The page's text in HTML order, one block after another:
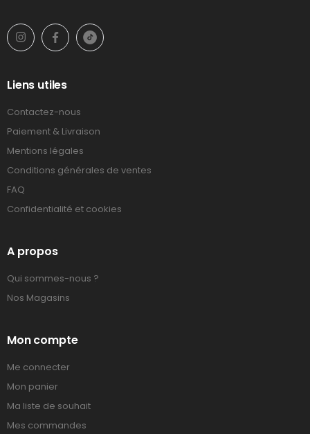
Liens utiles
Contactez-nous
Paiement & Livraison
Mentions légales
Conditions générales de ventes
FAQ
Confidentialité et cookies
A propos
Qui sommes-nous ?
Nos Magasins
Mon compte
Me connecter
Mon panier
Ma liste de souhait
Mes commandes